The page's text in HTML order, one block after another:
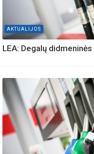
AKTUALIJOS
LEA: Degalų